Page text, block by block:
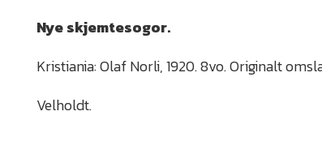
Nye skjemtesogor.
Kristiania: Olaf Norli, 1920. 8vo. Originalt
Velholdt.